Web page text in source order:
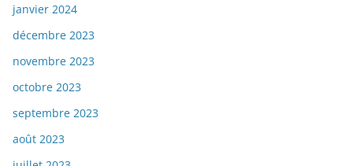
janvier 2024
décembre 2023
novembre 2023
octobre 2023
septembre 2023
août 2023